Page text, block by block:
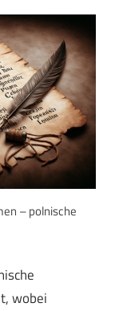
– polnische
wobei